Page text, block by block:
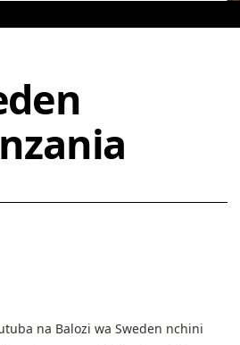
na Balozi wa Sweden nchini